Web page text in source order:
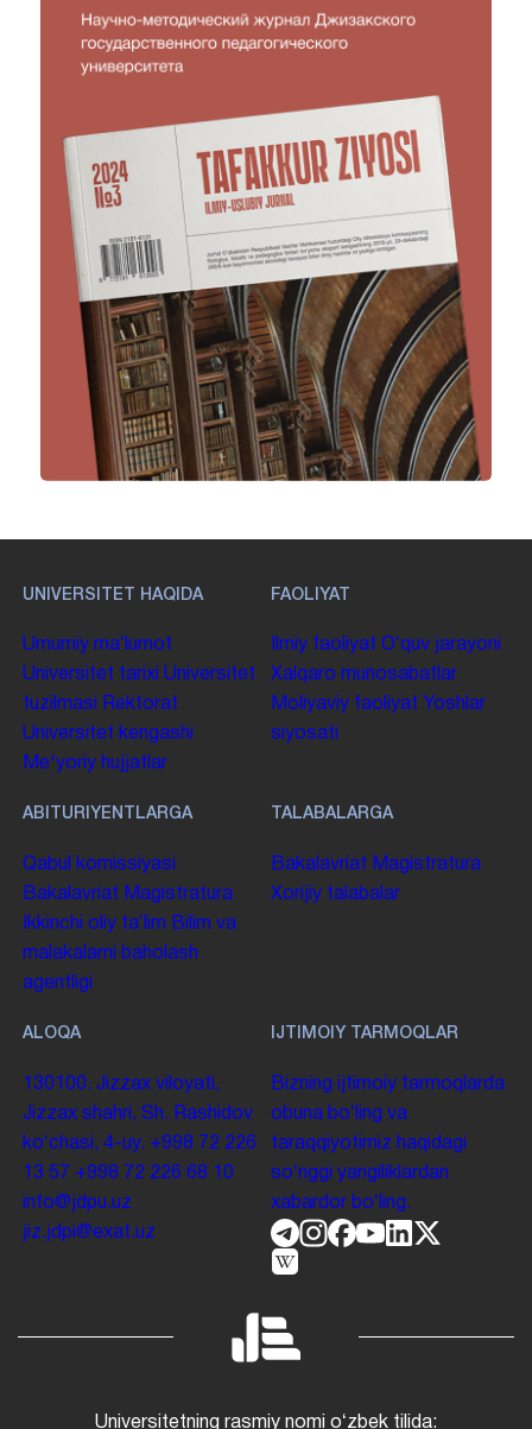
UNIVERSITET HAQIDA
Umumiy maʼlumot
Universitet tarixi Universitet
tuzilmasi
Rektorat
Universitet kengashi
Me'yoriy hujjatlar
FAOLIYAT
Ilmiy faoliyat Oʻquv jarayoni
Xalqaro munosabatlar
Moliyaviy faoliyat Yoshlar
siyosati
ABITURIYENTLARGA
Qabul komissiyasi
Bakalavriat Magistratura
Ikkinchi oliy taʼlim Bilim va
malakalarni baholash
agentligi
TALABALARGA
Bakalavriat Magistratura
Xorijiy talabalar
ALOQA
130100. Jizzax viloyati,
Jizzax shahri, Sh. Rashidov
koʻchasi, 4-uy. +998 72 226
13 57 +998 72 226 68 10
info@jdpu.uz
jiz.jdpi@exat.uz
IJTIMOIY TARMOQLAR
Bizning ijtimoiy tarmoqlarda
obuna boʻling va
taraqqiyotimiz haqidagi
soʻnggi yangiliklardan
xabardor boʻling.
Universitetning rasmiy nomi oʻzbek tilida: